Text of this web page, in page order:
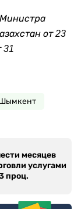
от 23
31
месяцев
услугами
проц.